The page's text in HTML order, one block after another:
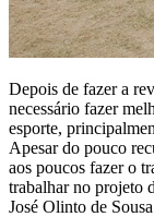
Depois de fazer a
necessário fazer
esporte,
Apesar do pouco
aos poucos fazer o
trabalhar no projeto
José Olinto de